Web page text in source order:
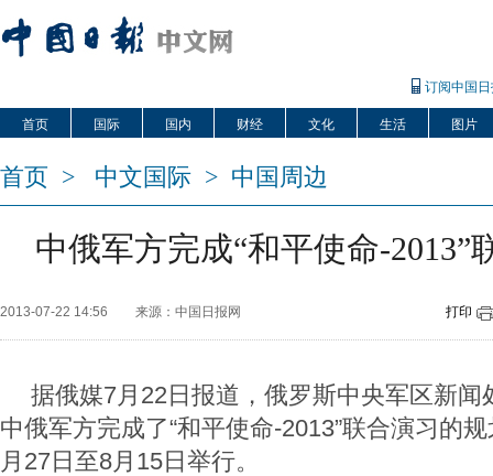
订阅中国
首页 国际 国内 财经 文化 生活 图片
首页 > 中文国际 > 中国周边
中俄军方完成“和平使命-2013”
2013-07-22 14:56 来源：中国日报网 打印
据俄媒7月22日报道，俄罗斯中央军区新闻
中俄军方完成了“和平使命-2013”联合演习的
月27日至8月15日举行。